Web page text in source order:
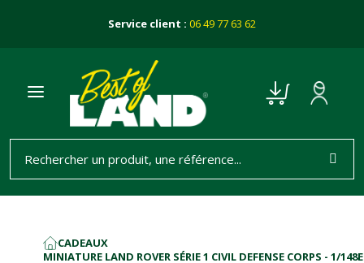
Service client : 06 49 77 63 62
ACCUEIL
CADEAUX
MINIATURE LAND ROVER SÉRIE 1 CIVIL DEFENSE CORPS - 1/148E